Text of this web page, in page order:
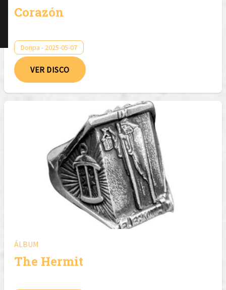
Corazón
Donpa - 2025-05-07
VER DISCO
ÁLBUM
The Hermit